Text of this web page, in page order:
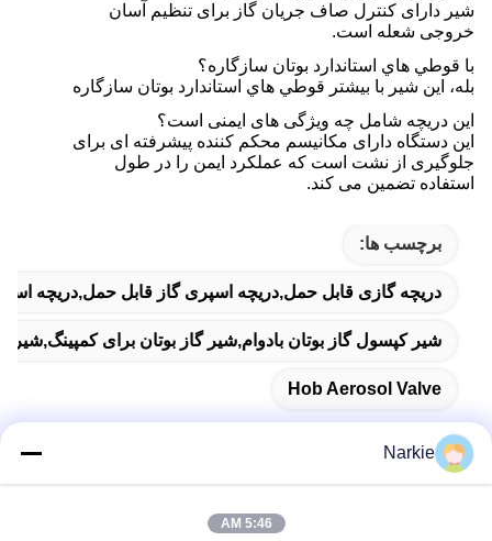
شیر دارای کنترل صاف جریان گاز برای تنظیم آسان
خروجی شعله است.
با قوطي هاي استاندارد بوتان سازگاره؟
بله، اين شیر با بيشتر قوطي هاي استاندارد بوتان سازگاره
این دریچه شامل چه ویژگی های ایمنی است؟
این دستگاه دارای مکانیسم محکم کننده پیشرفته ای برای
جلوگیری از نشت است که عملکرد ایمن را در طول
استفاده تضمین می کند.
برچسب ها:
دریچه گازی قابل حمل,دریچه اسپری گاز قابل حمل,دریچه
شیر کپسول گاز بوتان بادوام,شیر گاز بوتان برای کمپینگ,شیر
Hob Aerosol Valve
Narkie
5:46 AM